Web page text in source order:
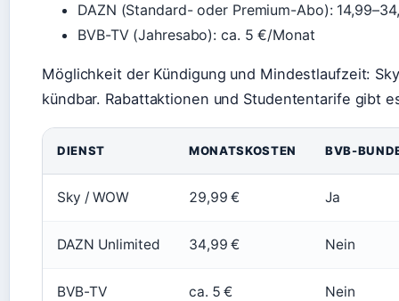
DAZN (Standard- oder Premium-Abo):
BVB-TV (Jahresabo): ca. 5 €/Monat
Möglichkeit der Kündigung und Mindestlaufzeit:
kündbar. Rabattaktionen und Studententarife gibt
DIENST MONATSKOSTEN BVB-
Sky / WOW 29,99 € Ja
DAZN Unlimited 34,99 € Nein
BVB-TV ca. 5 € Nein